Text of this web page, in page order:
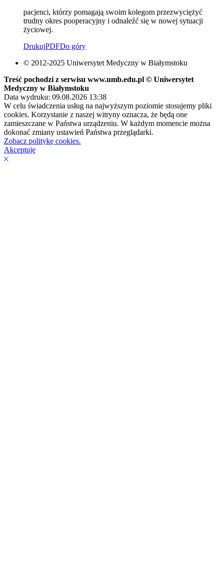
pacjenci, którzy pomagają swoim kolegom przezwyciężyć
trudny okres pooperacyjny i odnaleźć się w nowej sytuacji
życiowej.
DrukujPDFDo góry
© 2012-2025 Uniwersytet Medyczny w Białymstoku
Treść pochodzi z serwisu www.umb.edu.pl © Uniwersytet
Medyczny w Białymstoku
Data wydruku: 09.08.2026 13:38
W celu świadczenia usług na najwyższym poziomie stosujemy pliki
cookies. Korzystanie z naszej witryny oznacza, że będą one
zamieszczane w Państwa urządzeniu. W każdym momencie można
dokonać zmiany ustawień Państwa przeglądarki.
Zobacz politykę cookies.
Akceptuję